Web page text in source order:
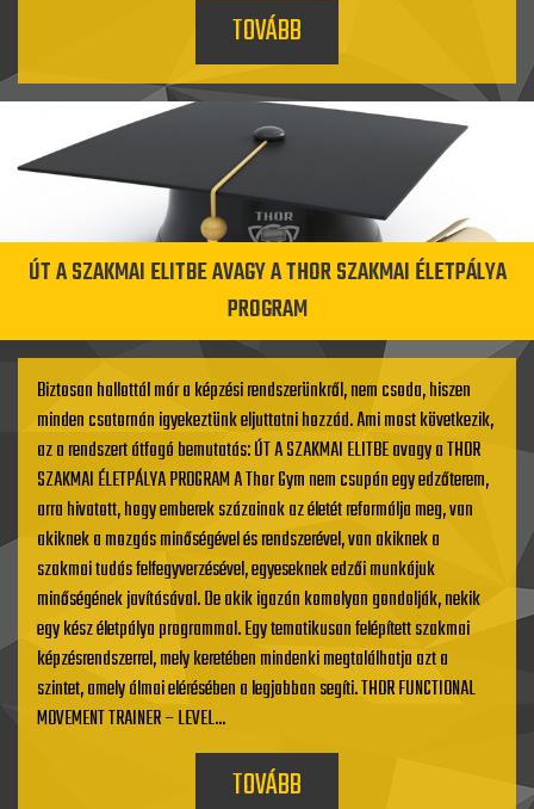
TOVÁBB
ÚT A SZAKMAI ELITBE AVAGY A THOR SZAKMAI ÉLETPÁLYA
PROGRAM
Biztosan hallottál már a képzési rendszerünkről, nem csoda, hiszen
minden csatornán igyekeztünk eljuttatni hozzád. Ami most következik,
az a rendszert átfogó bemutatás: ÚT A SZAKMAI ELITBE avagy a THOR
SZAKMAI ÉLETPÁLYA PROGRAM A Thor Gym nem csupán egy edzőterem,
arra hivatott, hogy emberek százainak az életét reformálja meg, van
akiknek a mozgás minőségével és rendszerével, van akiknek a
szakmai tudás felfegyverzésével, egyeseknek edzői munkájuk
minőségének javításával. De akik igazán komolyan gondolják, nekik
egy kész életpálya programmal. Egy tematikusan felépített szakmai
képzésrendszerrel, mely keretében mindenki megtalálhatja azt a
szintet, amely álmai elérésében a legjobban segíti. THOR FUNCTIONAL
MOVEMENT TRAINER – LEVEL...
TOVÁBB